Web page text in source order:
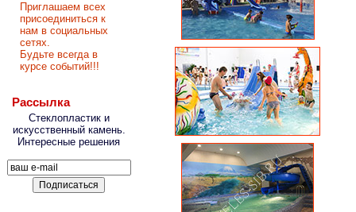
Приглашаем всех
присоединиться к
нам в социальных
сетях.
Будьте всегда в
курсе событий!!!
Рассылка
Стеклопластик и
искусственный камень.
Интересные решения